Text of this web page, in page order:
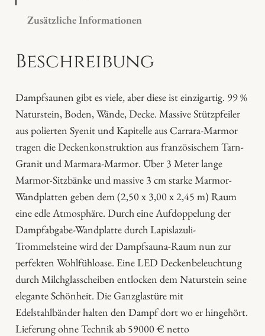
D
f
Zusätzliche Informationen
Beschreibung
Dampfsaunen gibt es viele, aber diese ist einzigartig. 99 %
Naturstein, Boden, Wände, Decke. Massive Stützpfeiler
aus polierten Syenit und Kapitelle aus Carrara-Marmor
tragen die Deckenkonstruktion aus französischem Tarn-
Granit und Marmara-Marmor. Über 3 Meter lange
Marmor-Sitzbänke und massive 3 cm starke Marmor-
Wandplatten geben dem (2,50 x 3,00 x 2,45 m) Raum
eine edle Atmosphäre. Durch eine Aufdoppelung der
Dampfabgabe-Wandplatte durch Lapislazuli-
Trommelsteine wird der Dampfsauna-Raum nun zur
perfekten Wohlfühloase. Eine LED Deckenbeleuchtung
durch Milchglasscheiben entlocken dem Naturstein seine
elegante Schönheit. Die Ganzglastüre mit
Edelstahlbänder halten den Dampf dort wo er hingehört.
Lieferung ohne Technik ab 59000 € netto